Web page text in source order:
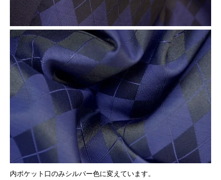
内ポケット口のみシルバー色に変えています。